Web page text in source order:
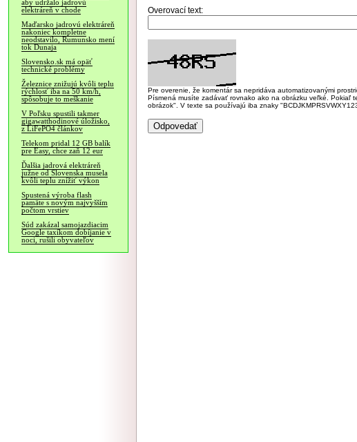
aby udržalo jadrovú
elektráreň v chode
Maďarsko jadrovú elektráreň
nakoniec kompletne
neodstavilo, Rumunsko mení
tok Dunaja
Slovensko.sk má opäť
technické problémy
Železnice znižujú kvôli teplu
rýchlosť iba na 50 km/h,
spôsobuje to meškanie
V Poľsku spustili takmer
gigawatthodinové úložisko,
z LiFePO4 článkov
Telekom pridal 12 GB balík
pre Easy, chce zaň 12 eur
Ďalšia jadrová elektráreň
južne od Slovenska musela
kvôli teplu znížiť výkon
Spustená výroba flash
pamäte s novým najvyšším
počtom vrstiev
Súd zakázal samojazdiacim
Google taxíkom dobíjanie v
noci, rušili obyvateľov
Overovací text:
Pre overenie, že komentár sa nepridáva automatizovanými
Písmená musíte zadávať rovnako ako na obrázku veľké. Pokiaľ
obrázok". V texte sa používajú iba znaky